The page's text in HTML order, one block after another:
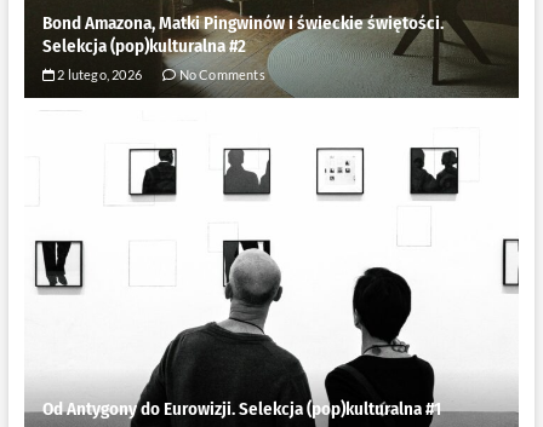
Bond Amazona, Matki Pingwinów i świeckie świętości.
Selekcja (pop)kulturalna #2
2 lutego, 2026 No Comments
Od Antygony do Eurowizji. Selekcja (pop)kulturalna #1